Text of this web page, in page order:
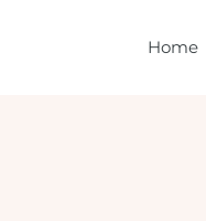
Home